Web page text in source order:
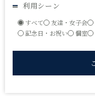
利用シーン
すべて 友達・女子会
記念日・お祝い
個室